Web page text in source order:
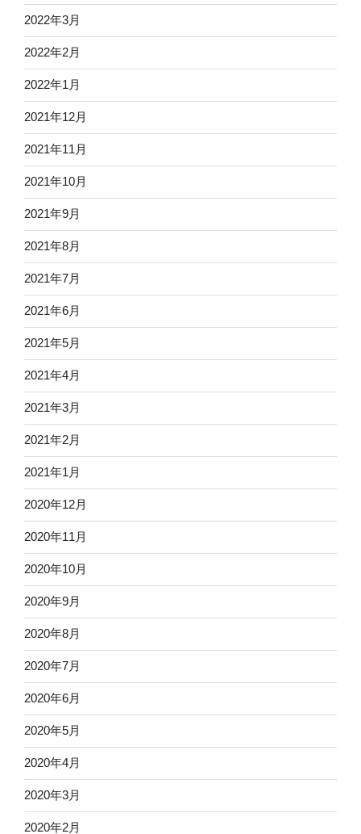
2022年3月
2022年2月
2022年1月
2021年12月
2021年11月
2021年10月
2021年9月
2021年8月
2021年7月
2021年6月
2021年5月
2021年4月
2021年3月
2021年2月
2021年1月
2020年12月
2020年11月
2020年10月
2020年9月
2020年8月
2020年7月
2020年6月
2020年5月
2020年4月
2020年3月
2020年2月